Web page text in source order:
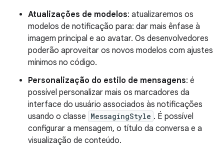
Atualizações de modelos: atualizaremos os
modelos de notificação para: dar mais ênfase à
imagem principal e ao avatar. Os desenvolvedores
poderão aproveitar os novos modelos com ajustes
mínimos no código.
Personalização do estilo de mensagens: é
possível personalizar mais os marcadores da
interface do usuário associados às notificações
usando o classe MessagingStyle . É possível
configurar a mensagem, o título da conversa e a
visualização de conteúdo.